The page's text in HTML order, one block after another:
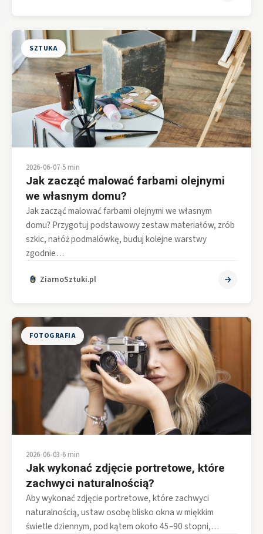
SZTUKA
2026-06-07•5 min
Jak zacząć malować farbami olejnymi
we własnym domu?
Jak zacząć malować farbami olejnymi we własnym
domu? Przygotuj podstawowy zestaw materiałów, zrób
szkic, nałóż podmalówkę, buduj kolejne warstwy
zgodnie…
ZiarnoSztuki.pl
FOTOGRAFIA
2026-06-03•6 min
Jak wykonać zdjęcie portretowe, które
zachwyci naturalnością?
Aby wykonać zdjęcie portretowe, które zachwyci
naturalnością, ustaw osobę blisko okna w miękkim
świetle dziennym, pod kątem około 45–90 stopni,…